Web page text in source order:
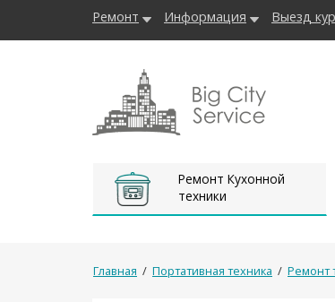
Ремонт Информация Выезд
Ремонт Кухонной
техники
Главная / Портативная техника / Ремонт